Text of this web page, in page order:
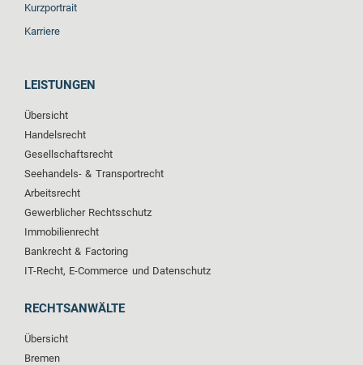
Kurzportrait
Karriere
LEISTUNGEN
Übersicht
Handelsrecht
Gesellschaftsrecht
Seehandels- & Transportrecht
Arbeitsrecht
Gewerblicher Rechtsschutz
Immobilienrecht
Bankrecht & Factoring
IT-Recht, E-Commerce und Datenschutz
RECHTSANWÄLTE
Übersicht
Bremen